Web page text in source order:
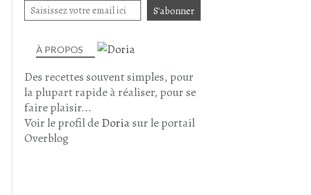
À PROPOS
Des recettes souvent simples, pour
la plupart rapide à réaliser, pour se
faire plaisir...
Voir le profil deDoriasur le portail
Overblog